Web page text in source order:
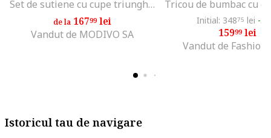
Set de sutiene cu cupe triunghiulare si detaliu logo - 3 perechi, Alb/Negru/Gri melange
de la 16799lei
Vandut de MODIVO SA
Initial: 34875 lei -
15999lei
Vandut de Fashion
Istoricul tau de navigare